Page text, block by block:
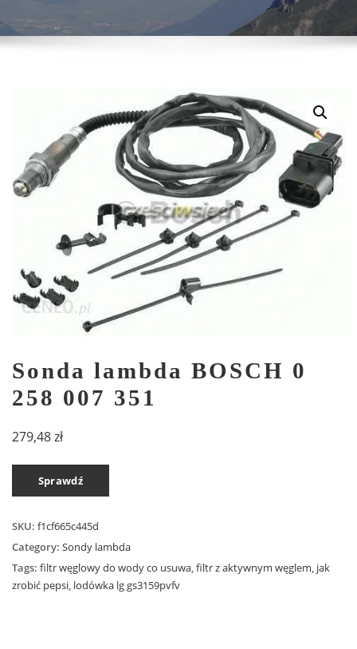
Sonda lambda BOSCH 0
258 007 351
279,48zł
Sprawdź
SKU: f1cf665c445d
Category: Sondy lambda
Tags: filtr węglowy do wody co usuwa,filtr z aktywnym węglem, jak
zrobić pepsi, lodówka lg gs3159pvfv